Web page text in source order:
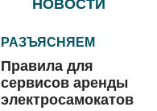
НОВОСТИ
РАЗЪЯСНЯЕМ
Правила для
сервисов аренды
электросамокатов